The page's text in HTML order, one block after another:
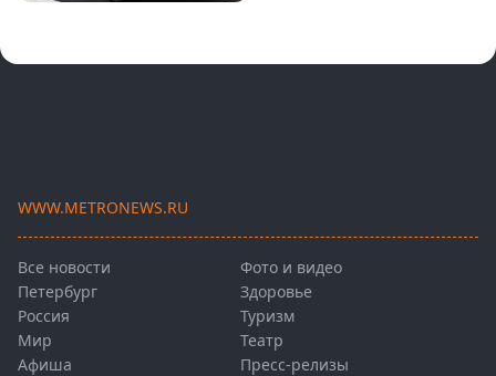
WWW.METRONEWS.RU
Все новости
Петербург
Россия
Мир
Афиша
Фото и видео
Здоровье
Туризм
Театр
Пресс-релизы